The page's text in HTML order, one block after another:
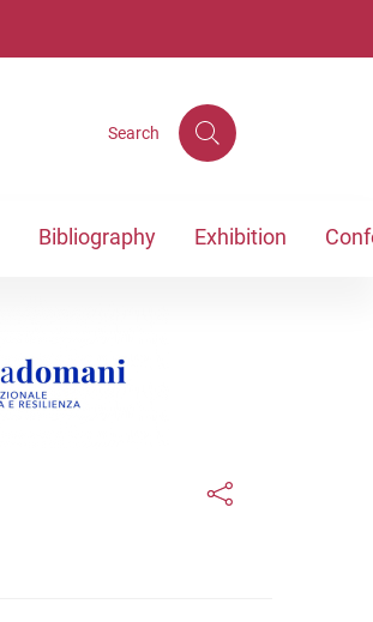
Search
Bibliography Exhibition
Links condivisione social
Bottone